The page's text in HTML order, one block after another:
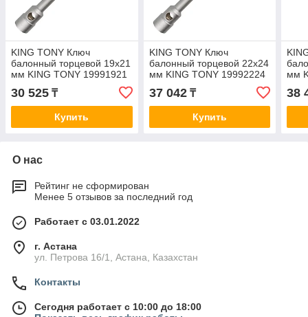
KING TONY Ключ
балонный торцевой 19х21
мм KING TONY 19991921
30 525 ₸
Купить
KING TONY Ключ
балонный торцевой 22х24
мм KING TONY 19992224
37 042₸
Купить
мм
38
О нас
Рейтинг не сформирован
Менее 5 отзывов за последний год
Работает с 03.01.2022
г. Астана
ул. Петрова 16/1, Астана, Казахстан
Контакты
Сегодня работает с 10:00 до 18:00